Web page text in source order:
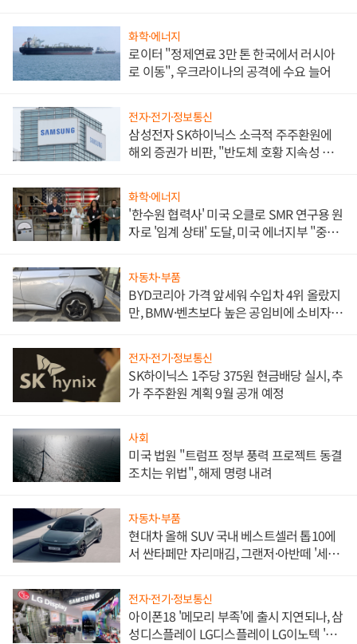
화학·에너지
로이터 "정제연료 3만 톤 한국에서 러시아
로 이동", 우크라이나의 공격에 수요 늘어
전자·전기·정보통신
삼성전자 SK하이닉스 소극적 주주환원에
해외 증권가 비판, "반도체 호황 지속성 의
화학·에너지
'한수원 협력사' 미국 오클로 SMR 연구용 원
자로 '임계 상태' 도달, 미국 에너지부 "중요
자동차·부품
BYD코리아 가격 앞세워 수입차 4위 올랐지
만, BMW·벤츠보다 높은 공임비에 소비자
전자·전기·정보통신
SK하이닉스 1주당 375원 현금배당 실시, 추
가 주주환원 계획 9월 공개 예정
사회
미국 법원 "트럼프 정부 풍력 프로젝트 동결
조치는 위법", 해제 명령 내려
자동차·부품
현대차 올해 SUV 국내 베스트셀러 톱10에
서 싼타페만 자리매김, 그랜저·아반떼 '세단
전자·전기·정보통신
아이폰18 '메모리 부족'에 출시 지연되나, 삼
성디스플레이 LG디스플레이 LG이노텍 '탈